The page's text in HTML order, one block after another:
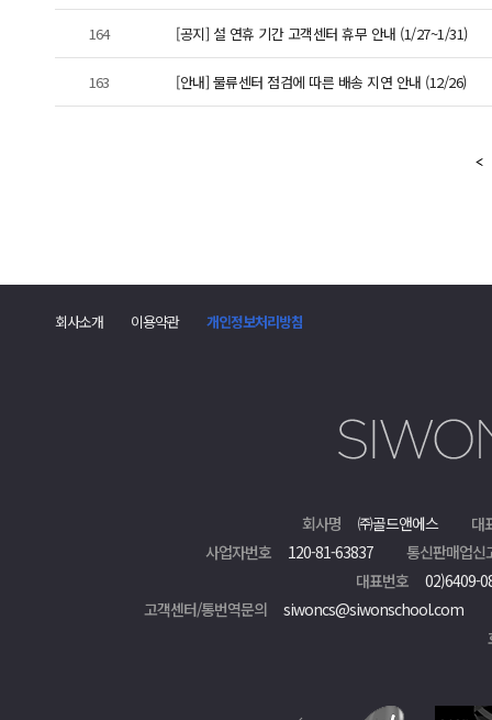
164 [공지] 설 연휴 기간 고객센터 휴무 안내 (1/27~1/31)
163 [안내] 물류센터 점검에 따른 배송 지연 안내 (12/26)
회사소개 이용약관 개인정보처리방침
회사명 ㈜골드앤에스
대
사업자번호
120-81-63837
통신판매업신
대표번호
02)6409-
고객센터/통번역문의
siwoncs@siwonschool.com